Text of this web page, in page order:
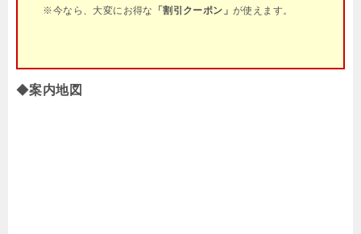
※今なら、大変にお得な 「割引クーポン」が使えます。
◆案内地図